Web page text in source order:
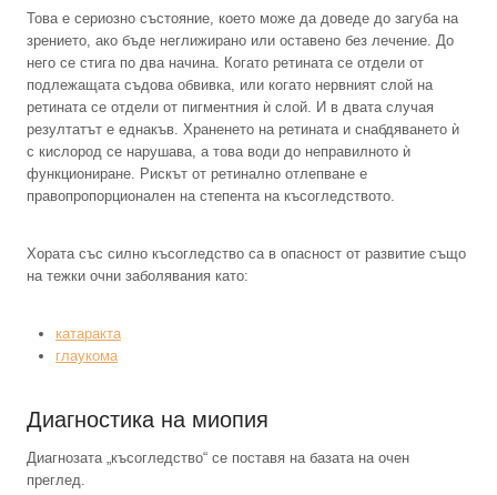
Това е сериозно състояние, което може да доведе до загуба на
зрението, ако бъде неглижирано или оставено без лечение. До
него се стига по два начина. Когато ретината се отдели от
подлежащата съдова обвивка, или когато нервният слой на
ретината се отдели от пигментния ѝ слой. И в двата случая
резултатът е еднакъв. Храненето на ретината и снабдяването ѝ
с кислород се нарушава, а това води до неправилното ѝ
функциониране. Рискът от ретинално отлепване е
правопропорционален на степента на късогледството.
Хората със силно късогледство са в опасност от развитие също
на тежки очни заболявания като:
катаракта
глаукома
Диагностика на миопия
Диагнозата „късогледство“ се поставя на базата на очен
преглед.